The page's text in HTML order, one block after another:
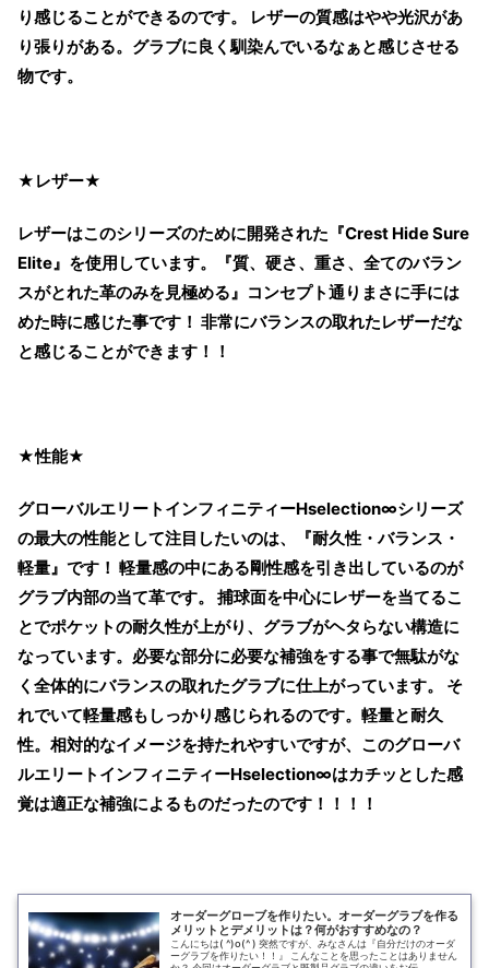
り感じることができるのです。 レザーの質感はやや光沢があ
り張りがある。グラブに良く馴染んでいるなぁと感じさせる
物です。
★レザー★
レザーはこのシリーズのために開発された『Crest Hide Sure
Elite』を使用しています。『質、硬さ、重さ、全てのバラン
スがとれた革のみを見極める』コンセプト通りまさに手には
めた時に感じた事です！ 非常にバランスの取れたレザーだな
と感じることができます！！
★性能★
グローバルエリートインフィニティーHselection∞シリーズ
の最大の性能として注目したいのは、『耐久性・バランス・
軽量』です！ 軽量感の中にある剛性感を引き出しているのが
グラブ内部の当て革です。 捕球面を中心にレザーを当てるこ
とでポケットの耐久性が上がり、グラブがヘタらない構造に
なっています。必要な部分に必要な補強をする事で無駄がな
く全体的にバランスの取れたグラブに仕上がっています。 そ
れでいて軽量感もしっかり感じられるのです。軽量と耐久
性。相対的なイメージを持たれやすいですが、このグローバ
ルエリートインフィニティーHselection∞はカチッとした感
覚は適正な補強によるものだったのです！！！！
オーダーグローブを作りたい。オーダーグラブを作る
メリットとデメリットは？何がおすすめなの？
こんにちは( ^)o(^ ) 突然ですが、みなさんは『自分だけのオーダ
ーグラブを作りたい！！』 こんなことを思ったことはありません